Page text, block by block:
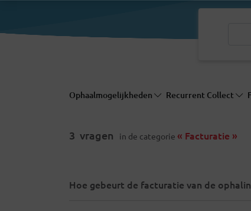
Ophaalmogelijkheden Recurrent Collect
3 vragen in de categorie « Facturatie »
Hoe gebeurt de facturatie van de